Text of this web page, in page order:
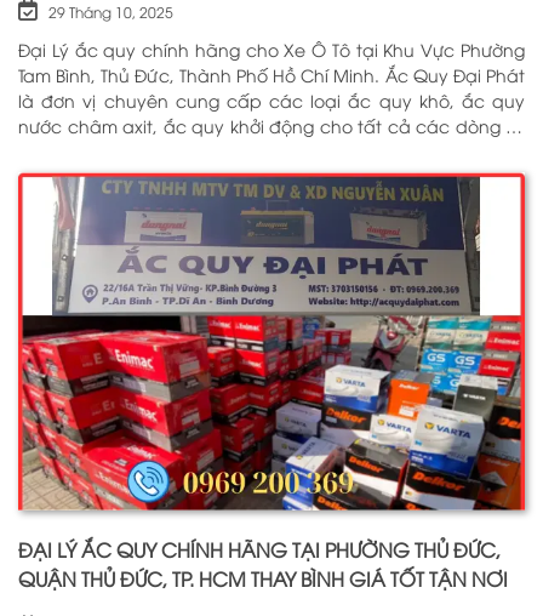
29 Tháng 10, 2025
Đại Lý ắc quy chính hãng cho Xe Ô Tô tại Khu Vực Phường
Tam Bình, Thủ Đức, Thành Phố Hồ Chí Minh. Ắc Quy Đại Phát
là đơn vị chuyên cung cấp các loại ắc quy khô, ắc quy
nước châm axit, ắc quy khởi động cho tất cả các dòng xe
từ các thương hiệu như: GS, ĐỒNG NAI, VARTA, DELKOR,
SOLITE, ENIMAC, BOSCH, ROCKET. Tell: 0969 200 369
ĐẠI LÝ ẮC QUY CHÍNH HÃNG TẠI PHƯỜNG THỦ ĐỨC,
QUẬN THỦ ĐỨC, TP. HCM THAY BÌNH GIÁ TỐT TẬN NƠI